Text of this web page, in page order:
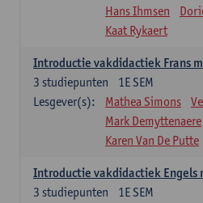
Hans Ihmsen
Kaat Rykaert
Introductie vakdidactiek Frans
1E SEM
3 studiepunten
Lesgever(s):
Mathea Simons
Mark Demyttenaere
Karen Van De Putte
Introductie vakdidactiek
1E SEM
3 studiepunten